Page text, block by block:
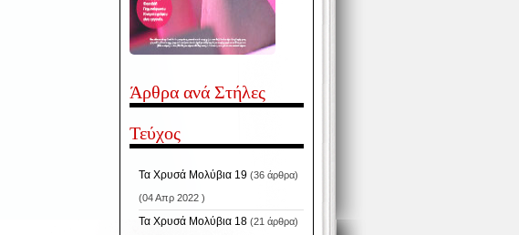
Άρθρα ανά Στήλες
Τεύχος
Τα Χρυσά Μολύβια 19(36 άρθρα)
(04 Απρ 2022 )
Τα Χρυσά Μολύβια 18(21 άρθρα)